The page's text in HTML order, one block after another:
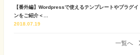
【番外編】Wordpressで使えるテンプレートやプラグイ
ンをご紹介＜…
2018.07.19
一覧へ